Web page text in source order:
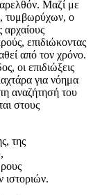
Μαζί με
τυμβωρύχων, ο
επιδιώκοντας
από τον χρόνο.
οι επιδιώξεις
για νόημα
αναζήτησή του
στους
της